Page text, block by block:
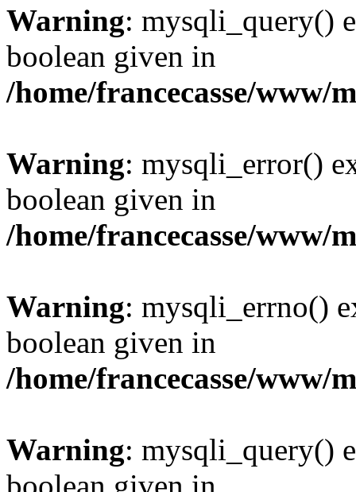
Warning: mysqli_query()
boolean given in
/home/francecasse/www/
Warning: mysqli_error()
boolean given in
/home/francecasse/www/
Warning: mysqli_errno()
boolean given in
/home/francecasse/www/
Warning: mysqli_query()